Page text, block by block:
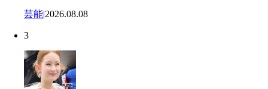
芸能|2026.08.08
3